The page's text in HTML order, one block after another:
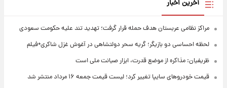
آخرین اخبار
مراکز نظامی عربستان هدف حمله قرار گرفت؛ تهدید تند علیه حکومت سعودی
لحظه احساسی دو بازیگر؛ گریه سحر دولتشاهی در آغوش غزل شاکری+فیلم
ظریفیان: مذاکره از موضع قدرت، ابزار صیانت ملی است
قیمت خودروهای سایپا تغییر کرد؛ لیست قیمت جمعه ۱۶ مرداد منتشر شد